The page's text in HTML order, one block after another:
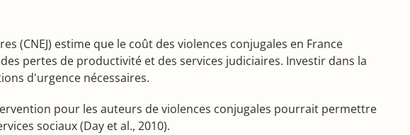
(CNEJ) estime que le coût des violences conjugales en France
pertes de productivité et des services judiciaires. Investir dans la
d'urgence nécessaires.
pour les auteurs de violences conjugales pourrait permettre
sociaux (Day et al., 2010).